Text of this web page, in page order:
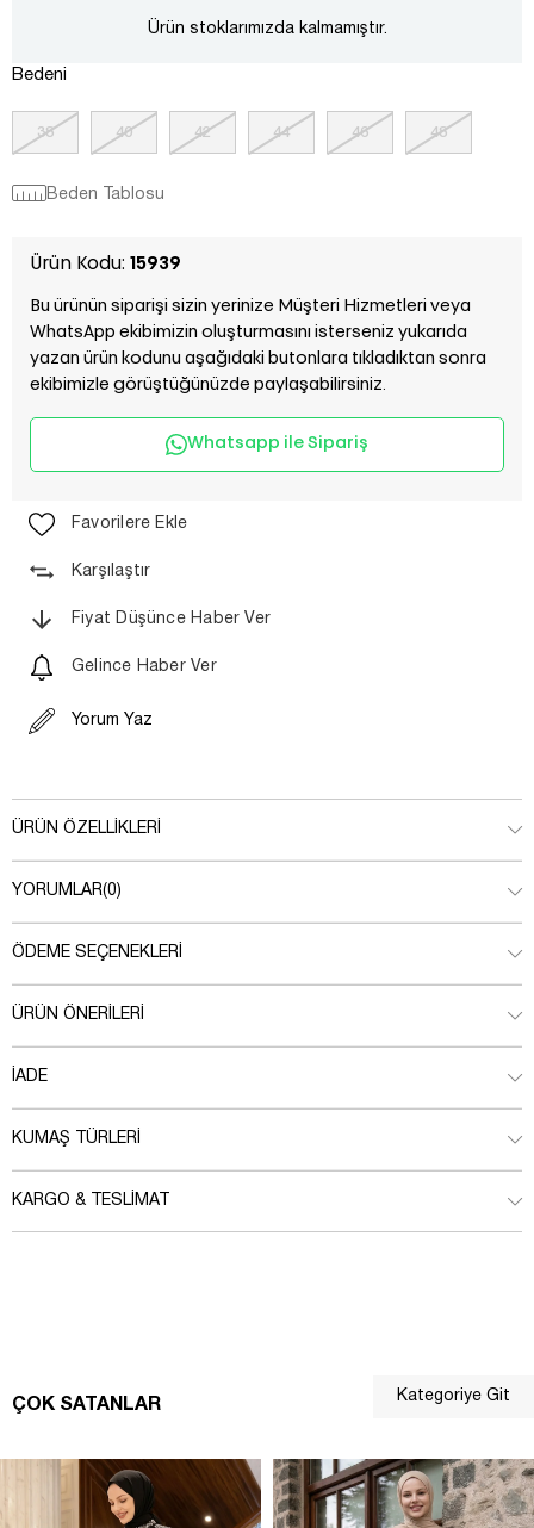
Ürün stoklarımızda kalmamıştır.
Bedeni
38 40 42 44 46 48
Beden Tablosu
Ürün Kodu: 15939
Bu ürünün siparişi sizin yerinize Müşteri Hizmetleri veya
WhatsApp ekibimizin oluşturmasını isterseniz yukarıda
yazan ürün kodunu aşağıdaki butonlara tıkladıktan sonra
ekibimizle görüştüğünüzde paylaşabilirsiniz.
Whatsapp ile Sipariş
Favorilere Ekle
Karşılaştır
Fiyat Düşünce Haber Ver
Gelince Haber Ver
Yorum Yaz
ÜRÜN ÖZELLIKLERI
YORUMLAR(0)
ÖDEME SEÇENEKLERI
ÜRÜN ÖNERILERI
İADE
KUMAŞ TÜRLERI
KARGO & TESLIMAT
ÇOK SATANLAR
Kategoriye Git